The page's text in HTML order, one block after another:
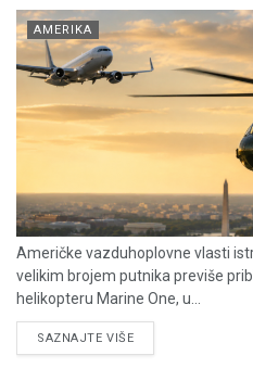
AMERIKA
Američke vazduhoplovne vlasti
velikim brojem putnika previše
helikopteru Marine One, u...
SAZNAJTE VIŠEDETAILS